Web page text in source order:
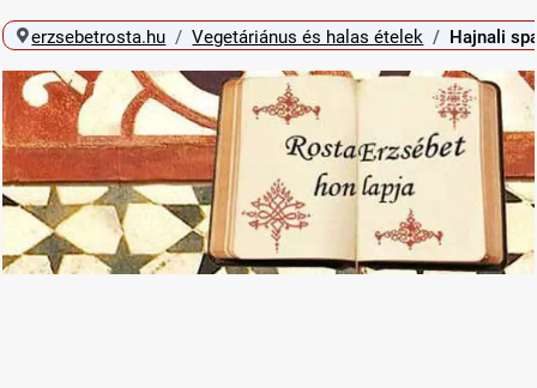
erzsebetrosta.hu Vegetáriánus és halas ételek Hajnali